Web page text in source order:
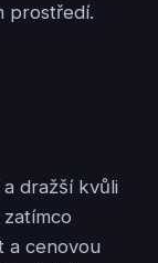
prostředí.
dražší kvůli
a cenovou